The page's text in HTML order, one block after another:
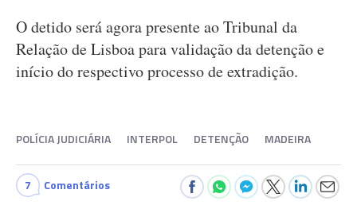
O detido será agora presente ao Tribunal da
Relação de Lisboa para validação da detenção e
início do respectivo processo de extradição.
POLÍCIA JUDICIÁRIA INTERPOL DETENÇÃO MADEIRA
7 Comentários